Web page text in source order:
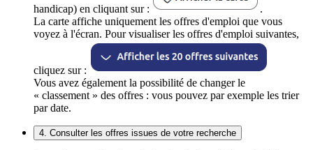
handicap) en cliquant sur :
.
La carte affiche uniquement les offres d'emploi que vous
voyez à l'écran. Pour visualiser les offres d'emploi suivantes,
cliquez sur :
Vous avez également la possibilité de changer le
« classement » des offres : vous pouvez par exemple les trier
par date.
4. Consulter les offres issues de votre recherche